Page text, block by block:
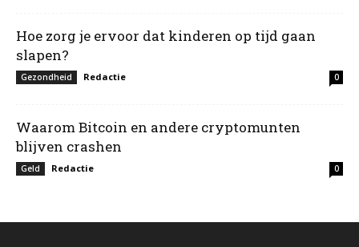
Hoe zorg je ervoor dat kinderen op tijd gaan
slapen?
Gezondheid Redactie 0
Waarom Bitcoin en andere cryptomunten
blijven crashen
Geld Redactie 0